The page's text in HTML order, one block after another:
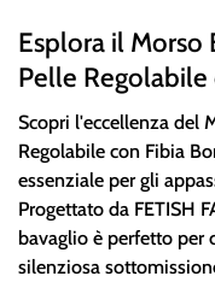
Esplora il
Pelle Regolabile
Scopri l'eccellenza del
Regolabile con Fibia
essenziale per gli
Progettato da FETISH
bavaglio è perfetto per
silenziosa